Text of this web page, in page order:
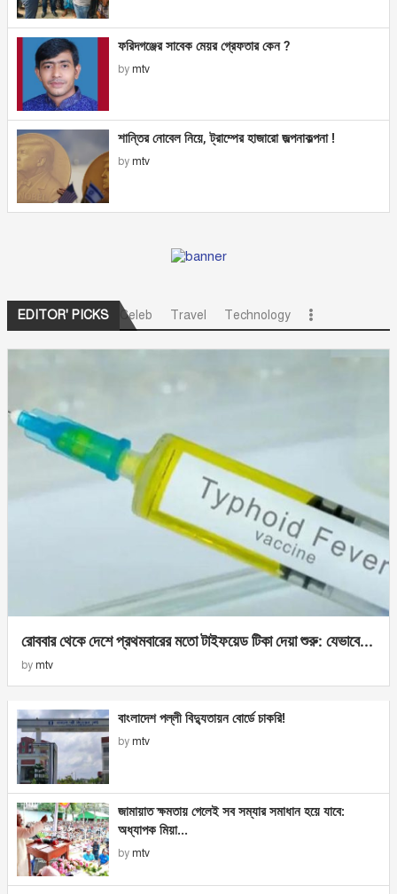
ফরিদগঞ্জের সাবেক মেয়র গ্রেফতার কেন ?
by mtv
শান্তির নোবেল নিয়ে, ট্রাম্পের হাজারো জল্পনাকল্পনা !
by mtv
EDITOR' PICKS Celeb Travel Technology
রোববার থেকে দেশে প্রথমবারের মতো টাইফয়েড টিকা দেয়া শুরু: যেভাবে...
by mtv
বাংলাদেশ পল্লী বিদ্যুতায়ন বোর্ডে চাকরি!
by mtv
জামায়াত ক্ষমতায় গেলেই সব সম্যার সমাধান হয়ে যাবে:
অধ্যাপক মিয়া...
by mtv